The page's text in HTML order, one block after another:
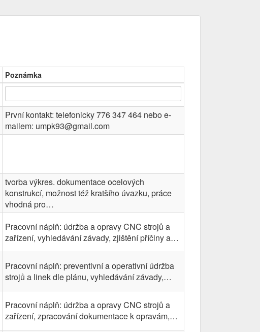
Poznámka
První kontakt: telefonicky 776 347 464 nebo e-
mailem: umpk93@gmail.com
tvorba výkres. dokumentace ocelových
konstrukcí, možnost též kratšího úvazku, práce
vhodná pro…
Pracovní náplň: údržba a opravy CNC strojů a
zařízení, vyhledávání závady, zjištění příčiny a…
Pracovní náplň: preventivní a operativní údržba
strojů a linek dle plánu, vyhledávání závady,…
Pracovní náplň: údržba a opravy CNC strojů a
zařízení, zpracování dokumentace k opravám,…